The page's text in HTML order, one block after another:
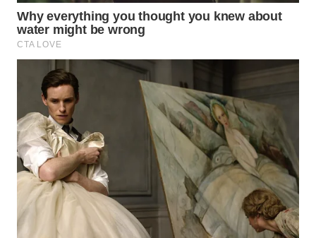
WN
BINTAN
WN
MANDALIKA
WN
LIKUPANG
WN
LABUANBAJO